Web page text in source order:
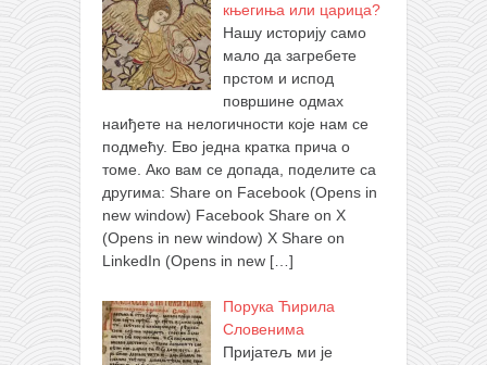
књегиња или царица?
Нашу историју само
мало да загребете
прстом и испод
површине одмах
наиђете на нелогичности које нам се
подмећу. Ево једна кратка прича о
томе. Ако вам се допада, поделите са
другима: Share on Facebook (Opens in
new window) Facebook Share on X
(Opens in new window) X Share on
LinkedIn (Opens in new […]
Порука Ћирила
Словенима
Пријатељ ми је